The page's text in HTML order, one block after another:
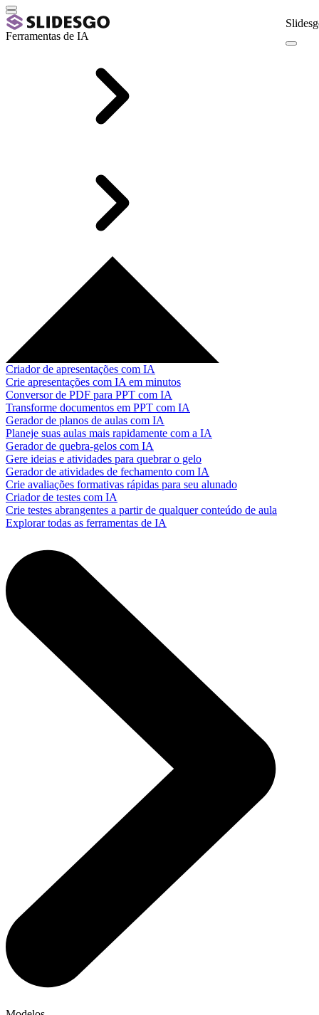
Ferramentas de IA
Criador de apresentações com IA
Crie apresentações com IA em minutos
Conversor de PDF para PPT com IA
Transforme documentos em PPT com IA
Gerador de planos de aulas com IA
Planeje suas aulas mais rapidamente com a IA
Gerador de quebra-gelos com IA
Gere ideias e atividades para quebrar o gelo
Gerador de atividades de fechamento com IA
Crie avaliações formativas rápidas para seu alunado
Criador de testes com IA
Crie testes abrangentes a partir de qualquer conteúdo de aula
Explorar todas as ferramentas de IA